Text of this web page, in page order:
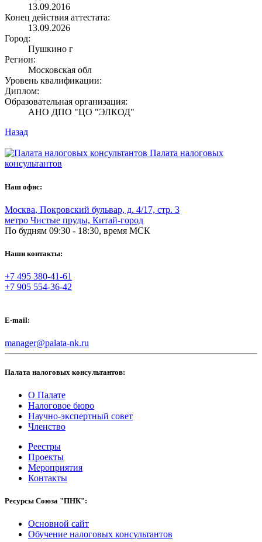
13.09.2016
Конец действия аттестата:
13.09.2026
Город:
Пушкино г
Регион:
Московская обл
Уровень квалификации:
Диплом:
Образовательная организация:
АНО ДПО "ЦО "ЭЛКОД"
Назад
Палата налоговых
консультантов
Наш офис:
Москва, Покровский бульвар, д. 4/17, стр. 3
метро Чистые пруды, Китай-город
По будням 09:30 - 18:30, время МСК
Наши контакты:
+7 495 380-41-61
+7 905 554-36-42
E-mail:
manager@palata-nk.ru
Палата налоговых консультантов:
О Палате
Налоговое бюро
Научно-экспертный совет
Членство
Реестры
Проекты
Мероприятия
Контакты
Ресурсы Союза "ПНК":
Основной сайт
Обучение налоговых консультантов